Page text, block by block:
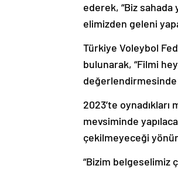
ederek, “Biz sahada
elimizden geleni
Türkiye Voleybol
bulunarak, “Filmi
2023’te oynadıkları
mevsiminde
çekilmeyeceği
“Bizim belgeselimiz